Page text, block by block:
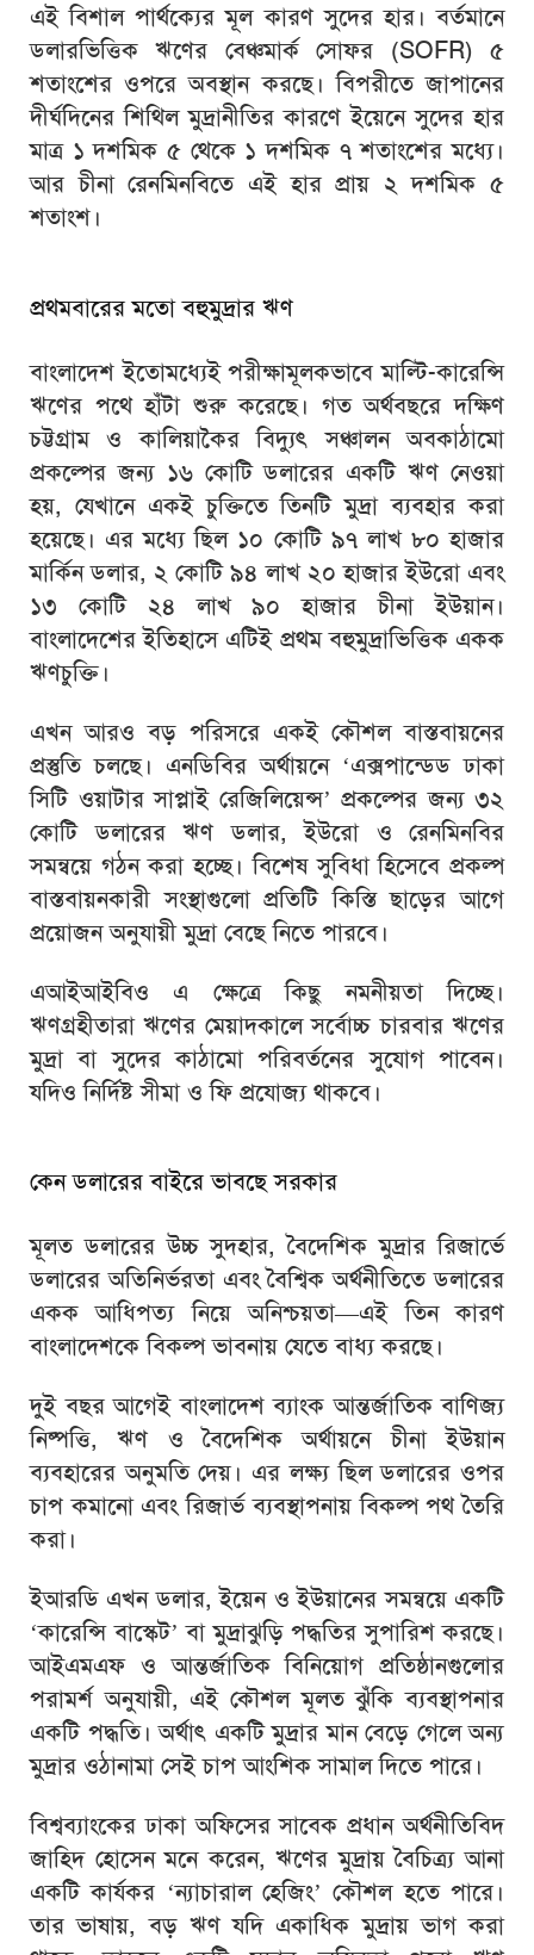
এই বিশাল পার্থক্যের মূল কারণ সুদের হার। বর্তমানে
ডলারভিত্তিক ঋণের বেঞ্চমার্ক সোফর (SOFR) ৫
শতাংশের ওপরে অবস্থান করছে। বিপরীতে জাপানের
দীর্ঘদিনের শিথিল মুদ্রানীতির কারণে ইয়েনে সুদের হার
মাত্র ১ দশমিক ৫ থেকে ১ দশমিক ৭ শতাংশের মধ্যে।
আর চীনা রেনমিনবিতে এই হার প্রায় ২ দশমিক ৫
শতাংশ।
প্রথমবারের মতো বহুমুদ্রার ঋণ
বাংলাদেশ ইতোমধ্যেই পরীক্ষামূলকভাবে মাল্টি-কারেন্সি
ঋণের পথে হাঁটা শুরু করেছে। গত অর্থবছরে দক্ষিণ
চট্টগ্রাম ও কালিয়াকৈর বিদ্যুৎ সঞ্চালন অবকাঠামো
প্রকল্পের জন্য ১৬ কোটি ডলারের একটি ঋণ নেওয়া
হয়, যেখানে একই চুক্তিতে তিনটি মুদ্রা ব্যবহার করা
হয়েছে। এর মধ্যে ছিল ১০ কোটি ৯৭ লাখ ৮০ হাজার
মার্কিন ডলার, ২ কোটি ৯৪ লাখ ২০ হাজার ইউরো এবং
১৩ কোটি ২৪ লাখ ৯০ হাজার চীনা ইউয়ান।
বাংলাদেশের ইতিহাসে এটিই প্রথম বহুমুদ্রাভিত্তিক একক
ঋণচুক্তি।
এখন আরও বড় পরিসরে একই কৌশল বাস্তবায়নের
প্রস্তুতি চলছে। এনডিবির অর্থায়নে ‘এক্সপান্ডেড ঢাকা
সিটি ওয়াটার সাপ্লাই রেজিলিয়েন্স’ প্রকল্পের জন্য ৩২
কোটি ডলারের ঋণ ডলার, ইউরো ও রেনমিনবির
সমন্বয়ে গঠন করা হচ্ছে। বিশেষ সুবিধা হিসেবে প্রকল্প
বাস্তবায়নকারী সংস্থাগুলো প্রতিটি কিস্তি ছাড়ের আগে
প্রয়োজন অনুযায়ী মুদ্রা বেছে নিতে পারবে।
এআইআইবিও এ ক্ষেত্রে কিছু নমনীয়তা দিচ্ছে।
ঋণগ্রহীতারা ঋণের মেয়াদকালে সর্বোচ্চ চারবার ঋণের
মুদ্রা বা সুদের কাঠামো পরিবর্তনের সুযোগ পাবেন।
যদিও নির্দিষ্ট সীমা ও ফি প্রযোজ্য থাকবে।
কেন ডলারের বাইরে ভাবছে সরকার
মূলত ডলারের উচ্চ সুদহার, বৈদেশিক মুদ্রার রিজার্ভে
ডলারের অতিনির্ভরতা এবং বৈশ্বিক অর্থনীতিতে ডলারের
একক আধিপত্য নিয়ে অনিশ্চয়তা—এই তিন কারণ
বাংলাদেশকে বিকল্প ভাবনায় যেতে বাধ্য করছে।
দুই বছর আগেই বাংলাদেশ ব্যাংক আন্তর্জাতিক বাণিজ্য
নিষ্পত্তি, ঋণ ও বৈদেশিক অর্থায়নে চীনা ইউয়ান
ব্যবহারের অনুমতি দেয়। এর লক্ষ্য ছিল ডলারের ওপর
চাপ কমানো এবং রিজার্ভ ব্যবস্থাপনায় বিকল্প পথ তৈরি
করা।
ইআরডি এখন ডলার, ইয়েন ও ইউয়ানের সমন্বয়ে একটি
‘কারেন্সি বাস্কেট’ বা মুদ্রাঝুড়ি পদ্ধতির সুপারিশ করছে।
আইএমএফ ও আন্তর্জাতিক বিনিয়োগ প্রতিষ্ঠানগুলোর
পরামর্শ অনুযায়ী, এই কৌশল মূলত ঝুঁকি ব্যবস্থাপনার
একটি পদ্ধতি। অর্থাৎ একটি মুদ্রার মান বেড়ে গেলে অন্য
মুদ্রার ওঠানামা সেই চাপ আংশিক সামাল দিতে পারে।
বিশ্বব্যাংকের ঢাকা অফিসের সাবেক প্রধান অর্থনীতিবিদ
জাহিদ হোসেনমনে করেন, ঋণের মুদ্রায় বৈচিত্র্য আনা
একটি কার্যকর ‘ন্যাচারাল হেজিং’ কৌশল হতে পারে।
তার ভাষায়, বড় ঋণ যদি একাধিক মুদ্রায় ভাগ করা